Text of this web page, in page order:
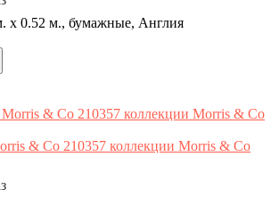
x 0.52 м., бумажные, Англия
& Co 210357 коллекции Morris & Co